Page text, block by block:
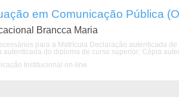
em Comunicação Pública
Brancca Maria
para a Matrícula Declaração autenticada
autenticada do diploma de curso superior; Cópia
Institucional on-line